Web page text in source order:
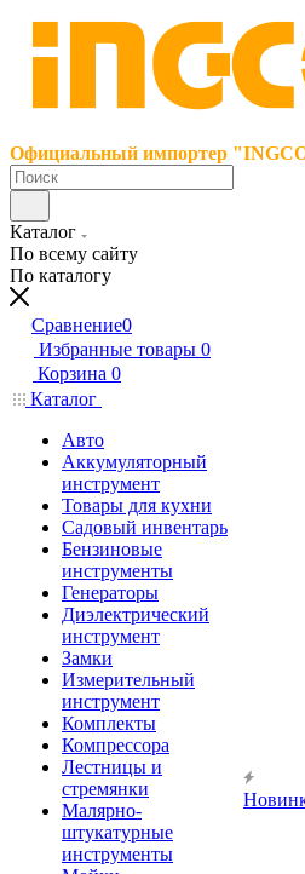
Официальный импортер
Каталог
По всему сайту
По каталогу
Сравнение0
Избранные товары 0
Корзина 0
Каталог
Авто
Аккумуляторный
инструмент
Товары для кухни
Садовый инвентарь
Бензиновые
инструменты
Генераторы
Диэлектрический
инструмент
Замки
Измерительный
инструмент
Комплекты
Компрессора
Лестницы и
стремянки
Малярно-
штукатурные
инструменты